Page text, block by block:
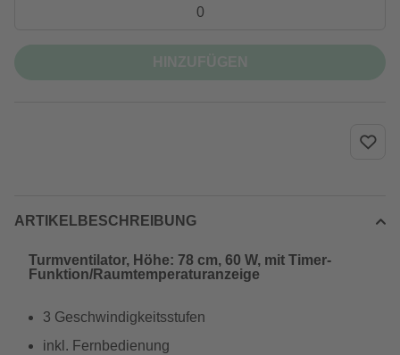
ARTIKELBESCHREIBUNG
Turmventilator, Höhe: 78 cm, 60 W, mit Timer-
Funktion/Raumtemperaturanzeige
3 Geschwindigkeitsstufen
inkl. Fernbedienung